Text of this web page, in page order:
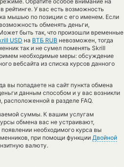
рейтинге. У вас есть возможность
мышью по позиции с его именем. Если
обменять деньги,
быть так, что произошли временные
USD на ВТБ RUB невозможен, тогда
так и не сумел поменять Skrill
необходимые меры: обсуждение
вебсайта из списка курсов данного
вы попадаете на сайт пункта обмена
данным способом и у вас возникли
в разделе FAQ.
суммы. К вашим услугам
обмена вас не устраивают,
необходимого курса вы
при помощи функцииДвойной
валюту.